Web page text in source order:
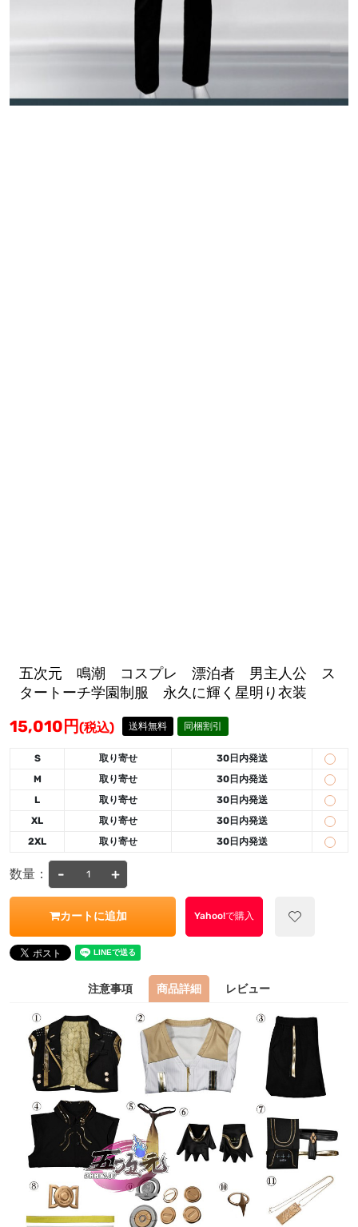
五次元 鳴潮 コスプレ 漂泊者 男主人公 ス
タートーチ学園制服 永久に輝く星明り衣装
15,010 円(税込) 送料無料 同梱割引
S 取り寄せ
30日内発送
M
取り寄せ
30日内発送
L
取り寄せ
30日内発送
XL
取り寄せ
30日内発送
2XL
取り寄せ 30日内発送
数量： - +
カートに追加 Yahoo!で購入
注意事項 商品詳細 レビュー